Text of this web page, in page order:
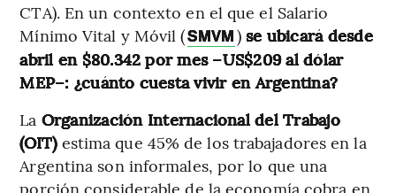
CTA). En un contexto en el que el Salario
Mínimo Vital y Móvil (SMVM)se ubicará desde
abril en $80.342 por mes –US$209 al dólar
MEP–: ¿cuánto cuesta vivir en Argentina?
La Organización Internacional del Trabajo
(OIT)estima que 45% de los trabajadores en la
Argentina son informales, por lo que una
porción considerable de la economía cobra en